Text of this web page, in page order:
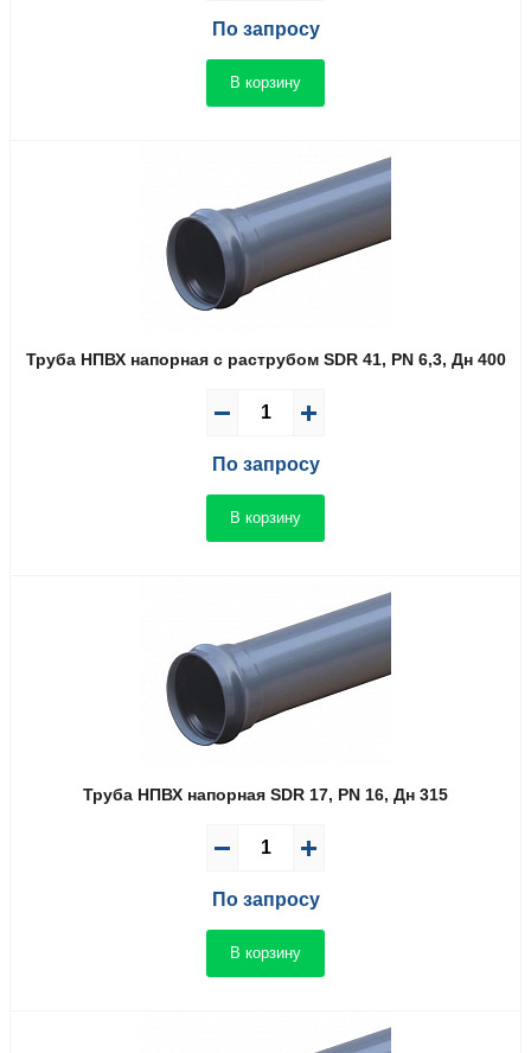
По запросу
В корзину
Труба НПВХ напорная с раструбом SDR 41, PN 6,3, Дн 400
По запросу
В корзину
Труба НПВХ напорная SDR 17, PN 16, Дн 315
По запросу
В корзину